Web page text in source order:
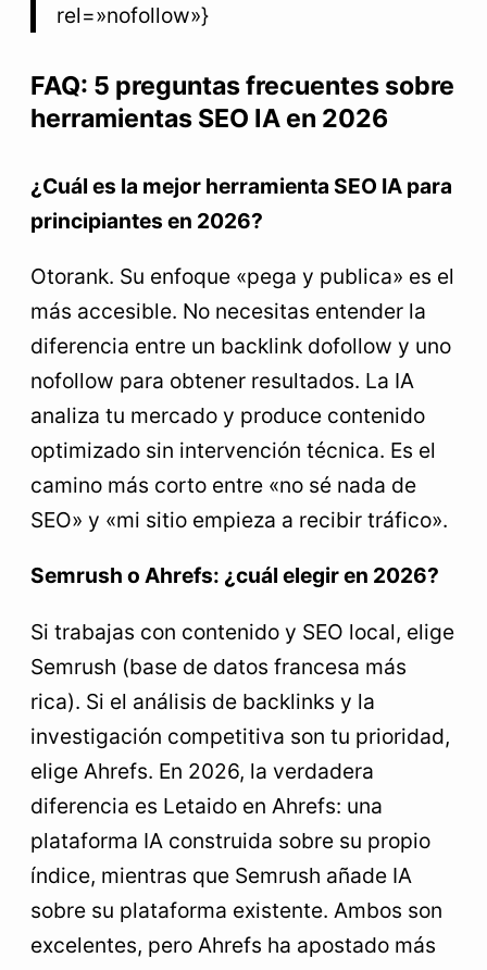
rel=»nofollow»}
FAQ: 5 preguntas frecuentes sobre
herramientas SEO IA en 2026
¿Cuál es la mejor herramienta SEO IA para
principiantes en 2026?
Otorank. Su enfoque «pega y publica» es el
más accesible. No necesitas entender la
diferencia entre un backlink dofollow y uno
nofollow para obtener resultados. La IA
analiza tu mercado y produce contenido
optimizado sin intervención técnica. Es el
camino más corto entre «no sé nada de
SEO» y «mi sitio empieza a recibir tráfico».
Semrush o Ahrefs: ¿cuál elegir en 2026?
Si trabajas con contenido y SEO local, elige
Semrush (base de datos francesa más
rica). Si el análisis de backlinks y la
investigación competitiva son tu prioridad,
elige Ahrefs. En 2026, la verdadera
diferencia es Letaido en Ahrefs: una
plataforma IA construida sobre su propio
índice, mientras que Semrush añade IA
sobre su plataforma existente. Ambos son
excelentes, pero Ahrefs ha apostado más